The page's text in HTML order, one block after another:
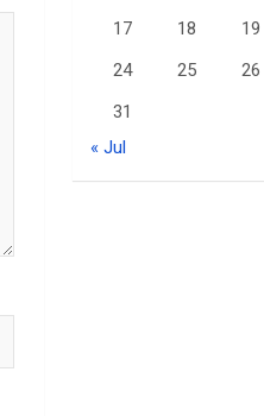
17
18 19
24
25 26
31
« Jul